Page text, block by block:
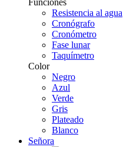
Funciones
Resistencia al agua
Cronógrafo
Cronómetro
Fase lunar
Taquímetro
Color
Negro
Azul
Verde
Gris
Plateado
Blanco
Señora